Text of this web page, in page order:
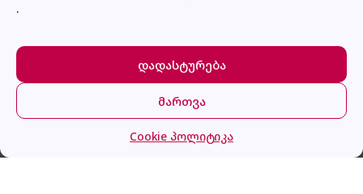
.
დადასტურება
მართვა
Cookie პოლიტიკა
Whirlpool AKZ9 6230 S
მთავარი კატეგორიები კალათა შესვლა